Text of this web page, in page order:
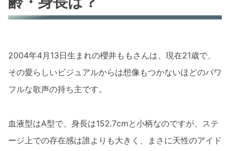
2004年4月13日生まれの櫻井ももさんは、現在21歳で、
その愛らしいビジュアルからは想像もつかないほどのパワ
フルな歌声の持ち主です。
血液型はA型で、身長は152.7cmと小柄なのですが、ステ
ージ上での存在感は誰よりも大きく、まさに天性のアイド